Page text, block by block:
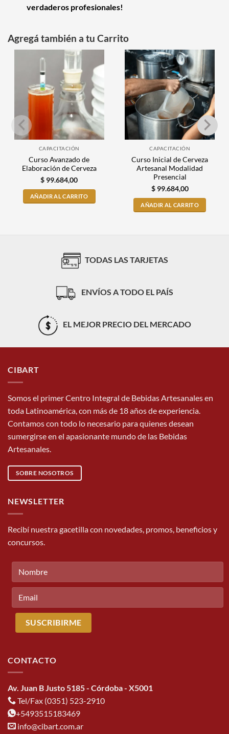
verdaderos profesionales!
Agregá también a tu Carrito
CAPACITACIÓN
Curso Avanzado de
Elaboración de Cerveza
$ 99.684,00
AÑADIR AL CARRITO
CAPACITACIÓN
Curso Inicial de Cerveza
Artesanal Modalidad
Presencial
$99.684,00
AÑADIR AL CARRITO
TODAS LAS TARJETAS
ENVÍOS A TODO EL PAÍS
EL MEJOR PRECIO DEL MERCADO
CIBART
Somos el primer Centro Integral de Bebidas Artesanales en
toda Latinoamérica, con más de 18 años de experiencia.
Contamos con todo lo necesario para quienes desean
sumergirse en el apasionante mundo de las Bebidas
Artesanales.
SOBRE NOSOTROS
NEWSLETTER
Recibí nuestra gacetilla con novedades, promos, beneficios y
concursos.
CONTACTO
Av. Juan B Justo 5185 - Córdoba - X5001
Tel/Fax (0351) 523-2910
+5493515183469
info@cibart.com.ar